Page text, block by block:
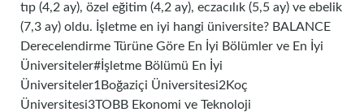
tıp (4,2 ay), özel eğitim (4,2 ay), eczacılık (5,5 ay) ve ebelik
(7,3 ay) oldu. İşletme en iyi hangi üniversite? BALANCE
Derecelendirme Türüne Göre En İyi Bölümler ve En İyi
Üniversiteler#İşletme Bölümü En İyi
Üniversiteler1Boğaziçi Üniversitesi2Koç
Üniversitesi3TOBB Ekonomi ve Teknoloji